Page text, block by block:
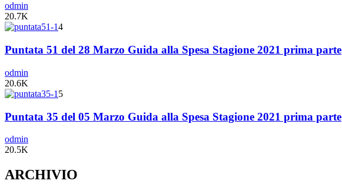
odmin
20.7K
4
Puntata 51 del 28 Marzo Guida alla Spesa Stagione 2021 prima parte
odmin
20.6K
5
Puntata 35 del 05 Marzo Guida alla Spesa Stagione 2021 prima parte
odmin
20.5K
ARCHIVIO